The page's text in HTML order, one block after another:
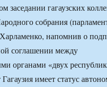
заседании гагаузских
собрания
напомнив о
соглашении между
органами «двух
имеет статус